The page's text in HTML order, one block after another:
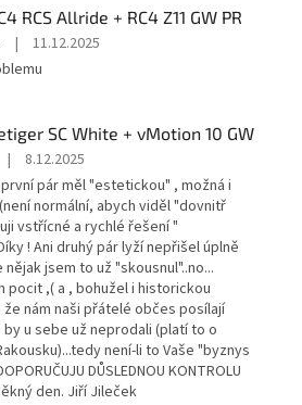
RCS Allride + RC4 Z11 GW PR
|
11.12.2025
SC White + vMotion 10 GW
|
8.12.2025
pár měl "estetickou" , možná i
normální, abych viděl "dovnitř
vstřícné a rychlé řešení "
! Ani druhý pár lyží nepřišel úplně
nějak jsem to už "skousnul"..no...
pocit ,( a , bohužel i historickou
nám naši přátelé občes posílají
u sebe už neprodali (platí to o
není-li to Vaše "byznys
DŮSLEDNOU KONTROLU
den. Jiří Jileček